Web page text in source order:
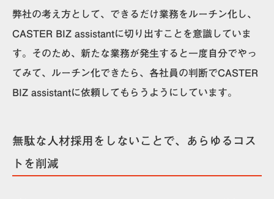
弊社の考え方として、できるだけ業務をルーチン化し、
CASTER BIZ assistantに切り出すことを意識していま
す。そのため、新たな業務が発生すると一度自分でやっ
てみて、ルーチン化できたら、各社員の判断でCASTER
BIZ assistantに依頼してもらうようにしています。
無駄な人材採用をしないことで、あらゆるコス
トを削減